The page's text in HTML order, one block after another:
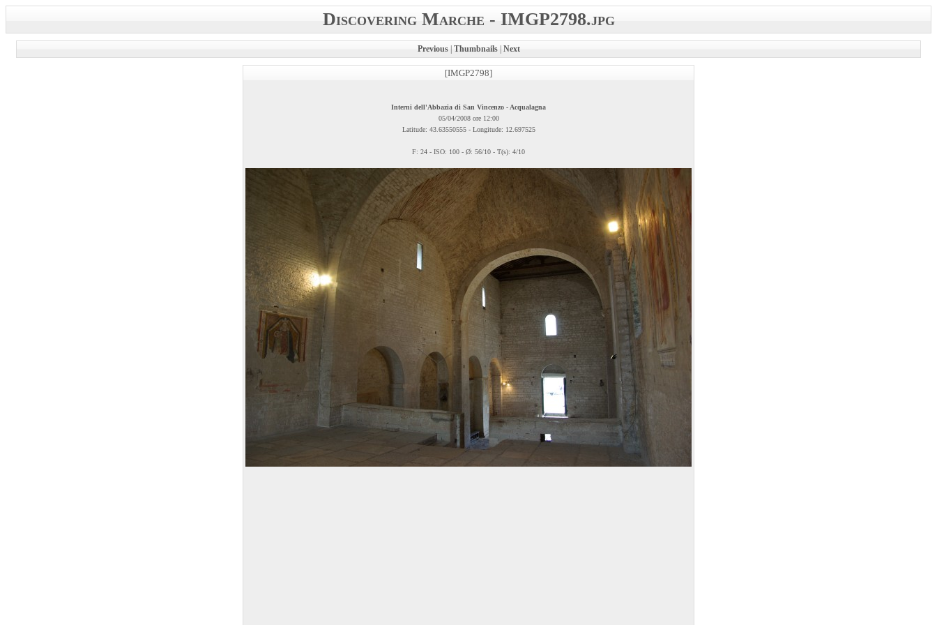
Discovering Marche - IMGP2798.jpg
Previous| Thumbnails| Next
[IMGP2798]
Interni dell'Abbazia di San Vincenzo - Acqualagna
05/04/2008 ore 12:00
Latitude: 43.63550555 - Longitude: 12.697525
F: 24 - ISO: 100 - Ø: 56/10 - T(s): 4/10